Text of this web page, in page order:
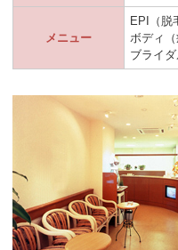
メニュー
EPI（脱
ボディ
ブライ